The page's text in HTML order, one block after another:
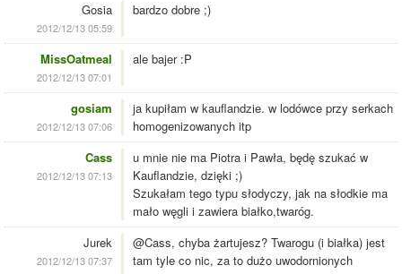
Gosia
2012/12/13 05:59
bardzo dobre ;)
MissOatmeal
2012/12/13 07:01
ale bajer :P
gosiam
2012/12/13 07:06
ja kupiłam w kauflandzie. w lodówce przy serkach
homogenizowanych itp
Cass
2012/12/13 07:13
u mnie nie ma Piotra i Pawła, będę szukać w
Kauflandzie, dzięki ;)
Szukałam tego typu słodyczy, jak na słodkie ma
mało węgli i zawiera białko,twaróg.
Jurek
2012/12/13 07:37
@Cass, chyba żartujesz? Twarogu (i białka) jest
tam tyle co nic, za to dużo uwodornionych